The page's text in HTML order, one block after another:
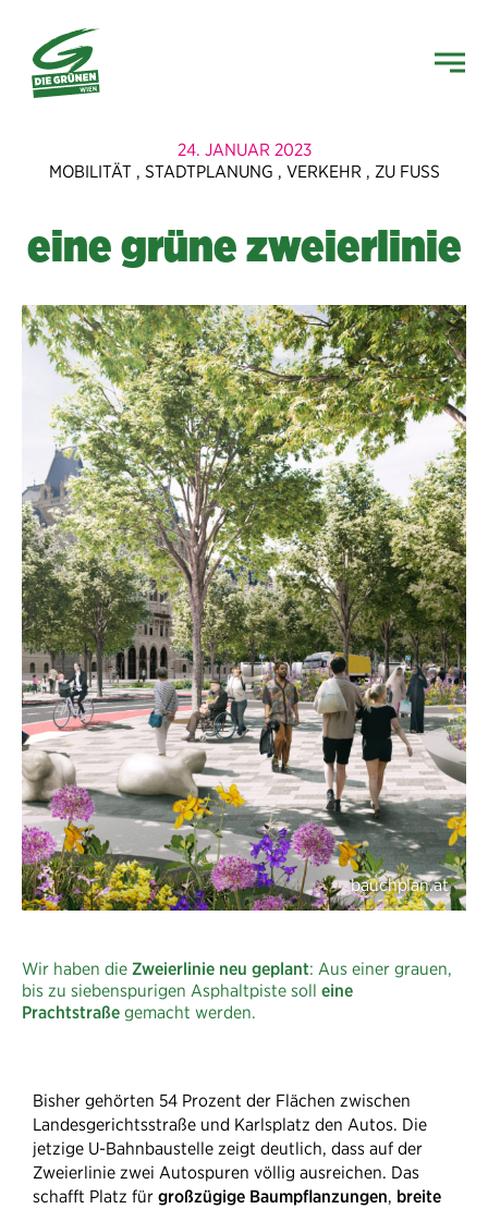
24. JANUAR 2023
MOBILITÄT , STADTPLANUNG , VERKEHR , ZU FUSS
eine grüne zweierlinie
Jahrhundertchance
nützen
Wir haben die Zweierlinie neu geplant: Aus einer grauen,
bis zu siebenspurigen Asphaltpiste soll eine
Prachtstraße gemacht werden.
Bisher gehörten 54 Prozent der Flächen zwischen
Landesgerichtsstraße und Karlsplatz den Autos. Die
jetzige U-Bahnbaustelle zeigt deutlich, dass auf der
Zweierlinie zwei Autospuren völlig ausreichen. Das
schafft Platz für großzügige Baumpflanzungen, breite